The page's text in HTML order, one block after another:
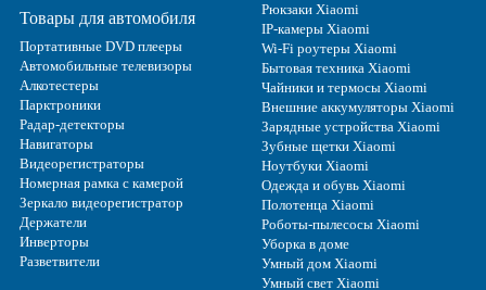
Товары для автомобиля
Портативные DVD плееры
Автомобильные телевизоры
Алкотестеры
Парктроники
Радар-детекторы
Навигаторы
Видеорегистраторы
Номерная рамка с камерой
Зеркало видеорегистратор
Держатели
Инверторы
Разветвители
Рюкзаки Xiaomi
IP-камеры Xiaomi
Wi-Fi роутеры Xiaomi
Бытовая техника Xiaomi
Чайники и термосы Xiaomi
Внешние аккумуляторы Xiaomi
Зарядные устройства Xiaomi
Зубные щетки Xiaomi
Ноутбуки Xiaomi
Одежда и обувь Xiaomi
Полотенца Xiaomi
Роботы-пылесосы Xiaomi
Уборка в доме
Умный дом Xiaomi
Умный свет Xiaomi